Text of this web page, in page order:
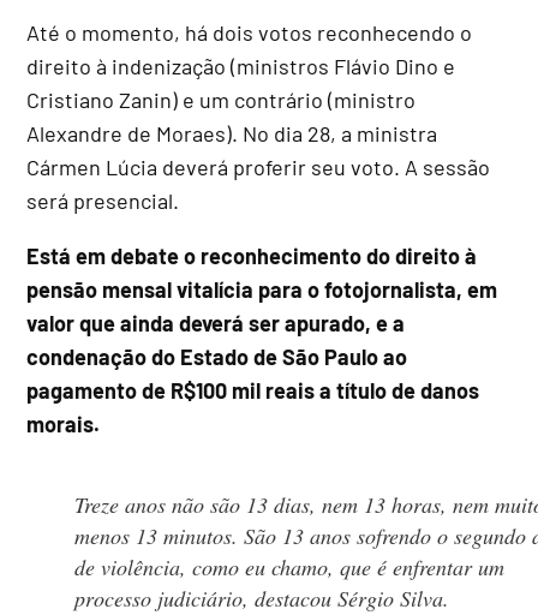
Até o momento, há dois votos reconhecendo o
direito à indenização (ministros Flávio Dino e
Cristiano Zanin) e um contrário (ministro
Alexandre de Moraes). No dia 28, a ministra
Cármen Lúcia deverá proferir seu voto. A sessão
será presencial.
Está em debate o reconhecimento do direito à
pensão mensal vitalícia para o fotojornalista, em
valor que ainda deverá ser apurado, e a
condenação do Estado de São Paulo ao
pagamento de R$100 mil reais a título de danos
morais.
Treze anos não são 13 dias, nem 13 horas, nem
menos 13 minutos. São 13 anos sofrendo o segundo
de violência, como eu chamo, que é enfrentar um
processo judiciário, destacou Sérgio Silva.